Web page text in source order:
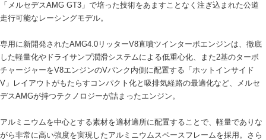
「メルセデスAMG GT3」で培った技術をあますことなく注ぎ込まれた公道
走行可能なレーシングモデル。
専用に新開発されたAMG4.0リッターV8直噴ツインターボエンジンは、徹底
した軽量化やドライサンプ潤滑システムによる低重心化、また2基のターボ
チャージャーをV8エンジンのVバンク内側に配置する「ホットインサイド
V」レイアウトがもたらすコンパクト化と吸排気経路の最適化など、メルセ
デスAMGが持つテクノロジーが詰まったエンジン。
アルミニウムを中心とする素材を適材適所に配置することで、軽量でありな
がら非常に高い強度を実現したアルミニウムスペースフレームを採用。さら